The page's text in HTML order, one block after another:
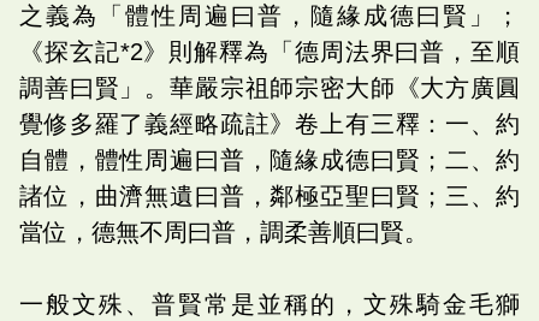
之義為「體性周遍曰普，隨緣成德曰賢」；
《探玄記*2》則解釋為「德周法界曰普，至順
調善曰賢」。華嚴宗祖師宗密大師《大方廣圓
覺修多羅了義經略疏註》卷上有三釋：一、約
自體，體性周遍曰普，隨緣成德曰賢；二、約
諸位，曲濟無遺曰普，鄰極亞聖曰賢；三、約
當位，德無不周曰普，調柔善順曰賢。
一般文殊、普賢常是並稱的，文殊騎金毛獅